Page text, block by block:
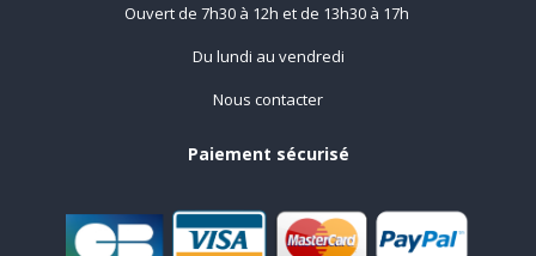
Ouvert de 7h30 à 12h et de 13h30 à 17h
Du lundi au vendredi
Nous contacter
Paiement sécurisé